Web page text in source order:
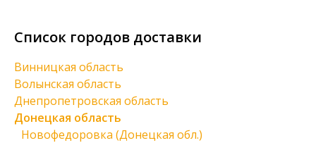
Список городов доставки
Винницкая область
Волынская область
Днепропетровская область
Донецкая область
Новофедоровка (Донецкая обл.)